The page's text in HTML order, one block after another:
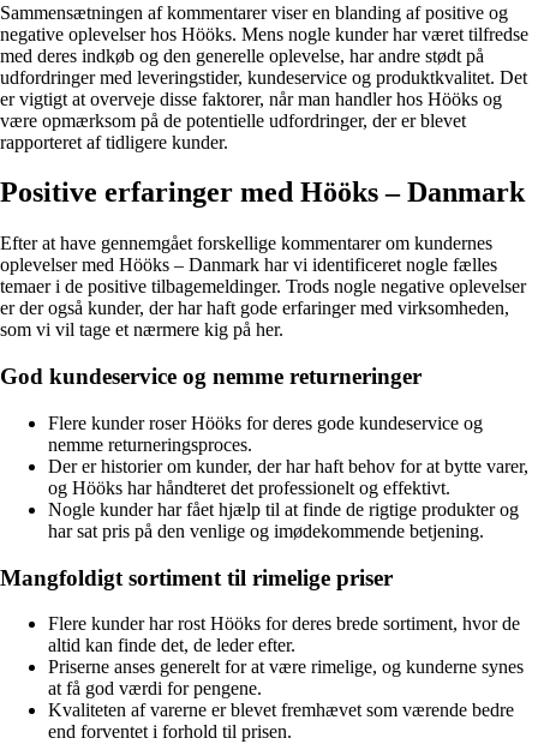
Sammensætningen af kommentarer viser en blanding af positive og
negative oplevelser hos Hööks. Mens nogle kunder har været tilfredse
med deres indkøb og den generelle oplevelse, har andre stødt på
udfordringer med leveringstider, kundeservice og produktkvalitet. Det
er vigtigt at overveje disse faktorer, når man handler hos Hööks og
være opmærksom på de potentielle udfordringer, der er blevet
rapporteret af tidligere kunder.
Positive erfaringer med Hööks – Danmark
Efter at have gennemgået forskellige kommentarer om kundernes
oplevelser med Hööks – Danmark har vi identificeret nogle fælles
temaer i de positive tilbagemeldinger. Trods nogle negative oplevelser
er der også kunder, der har haft gode erfaringer med virksomheden,
som vi vil tage et nærmere kig på her.
God kundeservice og nemme returneringer
Flere kunder roser Hööks for deres gode kundeservice og
nemme returneringsproces.
Der er historier om kunder, der har haft behov for at bytte varer,
og Hööks har håndteret det professionelt og effektivt.
Nogle kunder har fået hjælp til at finde de rigtige produkter og
har sat pris på den venlige og imødekommende betjening.
Mangfoldigt sortiment til rimelige priser
Flere kunder har rost Hööks for deres brede sortiment, hvor de
altid kan finde det, de leder efter.
Priserne anses generelt for at være rimelige, og kunderne synes
at få god værdi for pengene.
Kvaliteten af varerne er blevet fremhævet som værende bedre
end forventet i forhold til prisen.